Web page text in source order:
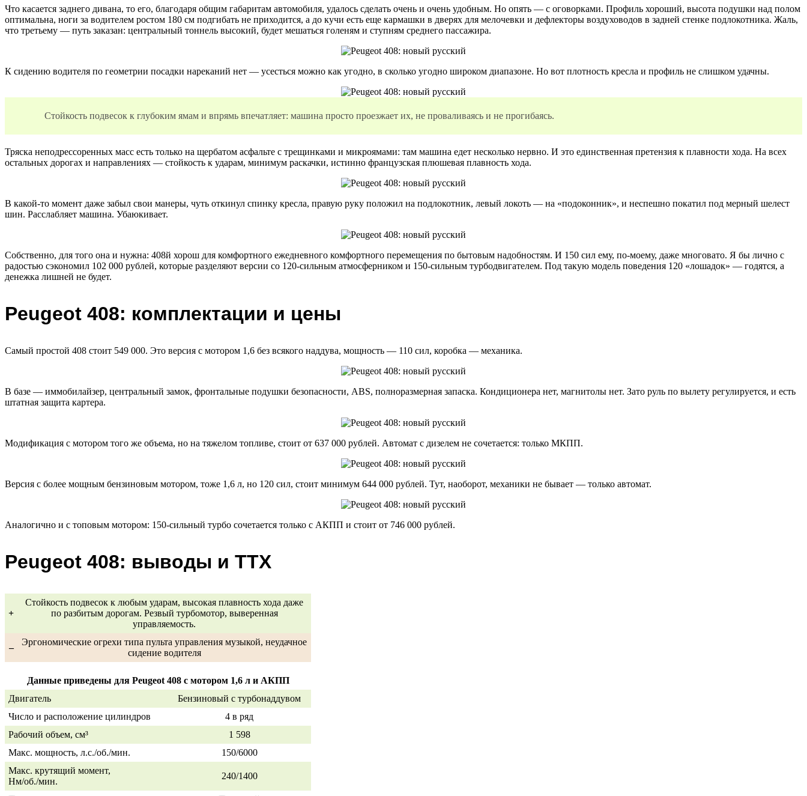
Что касается заднего дивана, то его, благодаря общим габаритам автомобиля, удалось сделать очень и очень удобным. Но опять — с оговорками. Профиль хороший, высота подушки над полом
оптимальна, ноги за водителем ростом 180 см подгибать не приходится, а до кучи есть еще кармашки в дверях для мелочевки и дефлекторы воздуховодов в задней стенке подлокотника. Жаль,
что третьему — путь заказан: центральный тоннель высокий, будет мешаться голеням и ступням среднего пассажира.
К сидению водителя по геометрии посадки нареканий нет — усесться можно как угодно, в сколько угодно широком диапазоне. Но вот плотность кресла и профиль не слишком удачны.
Стойкость подвесок к глубоким ямам и впрямь впечатляет: машина просто проезжает их, не проваливаясь и не прогибаясь.
Тряска неподрессоренных масс есть только на щербатом асфальте с трещинками и микроямами: там машина едет несколько нервно. И это единственная претензия к плавности хода. На всех
остальных дорогах и направлениях — стойкость к ударам, минимум раскачки, истинно французская плюшевая плавность хода.
В какой-то момент даже забыл свои манеры, чуть откинул спинку кресла, правую руку положил на подлокотник, левый локоть — на «подоконник», и неспешно покатил под мерный шелест
шин. Расслабляет машина. Убаюкивает.
Собственно, для того она и нужна: 408й хорош для комфортного ежедневного комфортного перемещения по бытовым надобностям. И 150 сил ему, по-моему, даже многовато. Я бы лично с
радостью сэкономил 102 000 рублей, которые разделяют версии со 120-сильным атмосферником и 150-сильным турбодвигателем. Под такую модель поведения 120 «лошадок» — годятся, а
денежка лишней не будет.
Peugeot 408: комплектации и цены
Самый простой 408 стоит 549 000. Это версия с мотором 1,6 без всякого наддува, мощность — 110 сил, коробка — механика.
В базе — иммобилайзер, центральный замок, фронтальные подушки безопасности, ABS, полноразмерная запаска. Кондиционера нет, магнитолы нет. Зато руль по вылету регулируется, и есть
штатная защита картера.
Модификация с мотором того же объема, но на тяжелом топливе, стоит от 637 000 рублей. Автомат с дизелем не сочетается: только МКПП.
Версия с более мощным бензиновым мотором, тоже 1,6 л, но 120 сил, стоит минимум 644 000 рублей. Тут, наоборот, механики не бывает — только автомат.
Аналогично и с топовым мотором: 150-сильный турбо сочетается только с АКПП и стоит от 746 000 рублей.
Peugeot 408: выводы и ТТХ
+
Стойкость подвесок к любым ударам, высокая плавность хода даже
по разбитым дорогам. Резвый турбомотор, выверенная
управляемость.
–
Эргономические огрехи типа пульта управления музыкой, неудачное
сидение водителя
Данные приведены для Peugeot 408 с мотором 1,6 л и АКПП
Двигатель
Бензиновый с турбонаддувом
Число и расположение цилиндров
4 в ряд
Рабочий объем, см³
1 598
Макс. мощность, л.с./об./мин.
150/6000
Макс. крутящий момент,
Нм/об./мин.
240/1400